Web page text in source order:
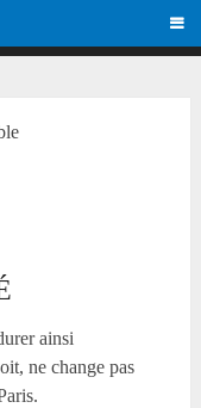
ainsi
ne change pas